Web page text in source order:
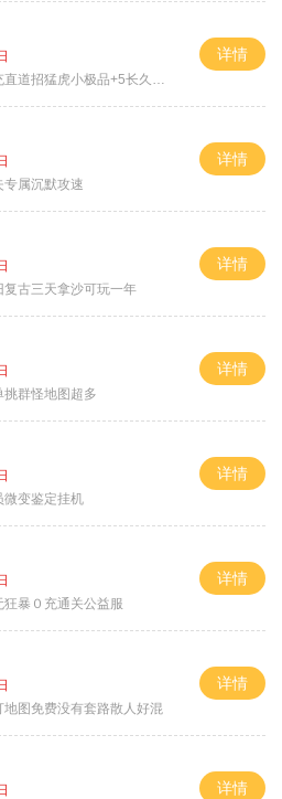
道招猛虎小极品+5长久好玩
详情
专属沉默攻速
详情
复古三天拿沙可玩一年
详情
挑群怪地图超多
详情
微变鉴定挂机
详情
狂暴０充通关公益服
详情
地图免费没有套路散人好混
详情
详情